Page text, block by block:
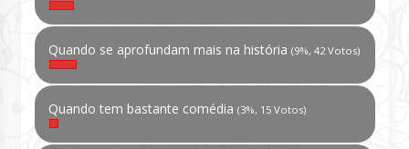
Quando se aprofundam mais na história (9%, 42 Votos)
Quando tem bastante comédia (3%, 15 Votos)